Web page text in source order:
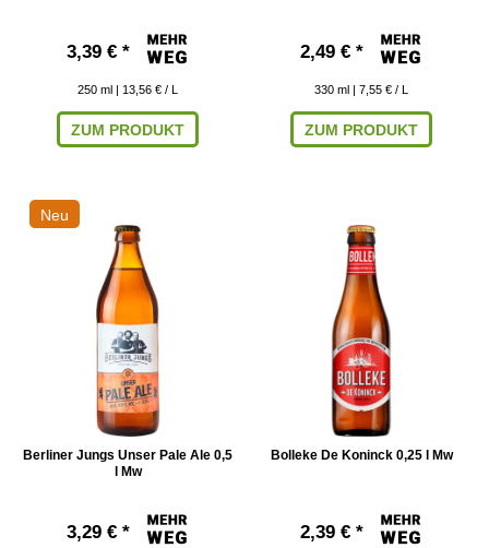
3,39 € *
250 ml | 13,56 € / L
ZUM PRODUKT
2,49 € *
330 ml | 7,55 € / L
ZUM PRODUKT
Neu
Berliner Jungs Unser Pale Ale 0,5
l Mw
3,29 € *
Bolleke De Koninck 0,25 l Mw
2,39 € *